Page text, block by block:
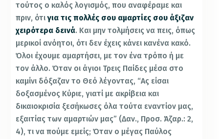
τούτος ο καλός λογισμός, που αναφέραμε και
πριν, ότιγια τις πολλές σου αμαρτίες σου άξιζαν
χειρότερα δεινά. Και μην τολμήσεις να πεις, όπως
μερικοί ανόητοι, ότι δεν έχεις κάνει κανένα κακό.
Όλοι έχουμε αμαρτήσει, με τον ένα τρόπο ή με
τον άλλο. Όταν οι άγιοι Τρεις Παίδες μέσα στο
καμίνι δόξαζαν το Θεό λέγοντας, “Ας είσαι
δοξασμένος Κύριε, γιατί με ακρίβεια και
δικαιοκρισία ξεσήκωσες όλα τούτα εναντίον μας,
εξαιτίας των αμαρτιών μας” (Δαν., Προσ. Άζαρ.: 2,
4), τι να πούμε εμείς; Όταν ο μέγας Παύλος